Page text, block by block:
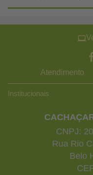
Atendimento
Institucionais
CNPJ:
Rua Rio
Belo